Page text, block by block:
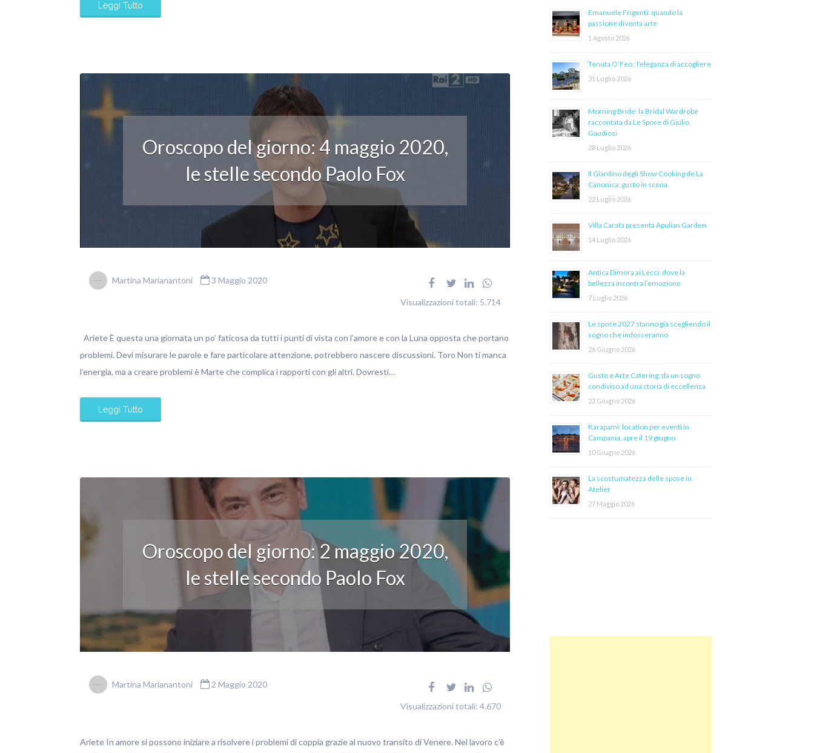
Leggi Tutto
Oroscopo del giorno: 4 maggio 2020,
le stelle secondo Paolo Fox
Martina Marianantoni 3 Maggio 2020
Visualizzazioni totali: 5.714
Ariete È questa una giornata un po’ faticosa da tutti i punti di vista con l’amore e con la Luna opposta che portano
problemi. Devi misurare le parole e fare particolare attenzione, potrebbero nascere discussioni. Toro Non ti manca
l’energia, ma a creare problemi è Marte che complica i rapporti con gli altri. Dovresti…
Leggi Tutto
Oroscopo del giorno: 2 maggio 2020,
le stelle secondo Paolo Fox
Martina Marianantoni 2 Maggio 2020
Visualizzazioni totali: 4.670
Ariete In amore si possono iniziare a risolvere i problemi di coppia grazie al nuovo transito di Venere. Nel lavoro c’è
Emanuele Frigenti: quando la
passione diventa arte
1 Agosto 2026
Tenuta O’Feo : l’eleganza di accogliere
31 Luglio 2026
Morning Bride: la Bridal Wardrobe
raccontata da Le Spose di Giulio
Gaudiosi
28 Luglio 2026
Il Giardino degli Show Cooking de La
Canonica: gusto in scena
22 Luglio 2026
Villa Carafa presenta Apulian Garden
14 Luglio 2026
Antica Dimora ai Lecci: dove la
bellezza incontra l’emozione
7 Luglio 2026
Le spose 2027 stanno già scegliendo il
sogno che indosseranno
26 Giugno 2026
Gusto e Arte Catering: da un sogno
condiviso ad una storia di eccellenza
22 Giugno 2026
Karapami: location per eventi in
Campania, apre il 19 giugno
10 Giugno 2026
La scostumatezza delle spose in
Atelier
27 Maggio 2026